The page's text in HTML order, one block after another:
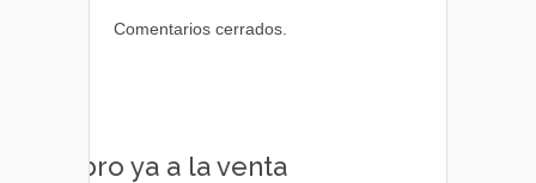
Comentarios cerrados.
Libro ya a la venta